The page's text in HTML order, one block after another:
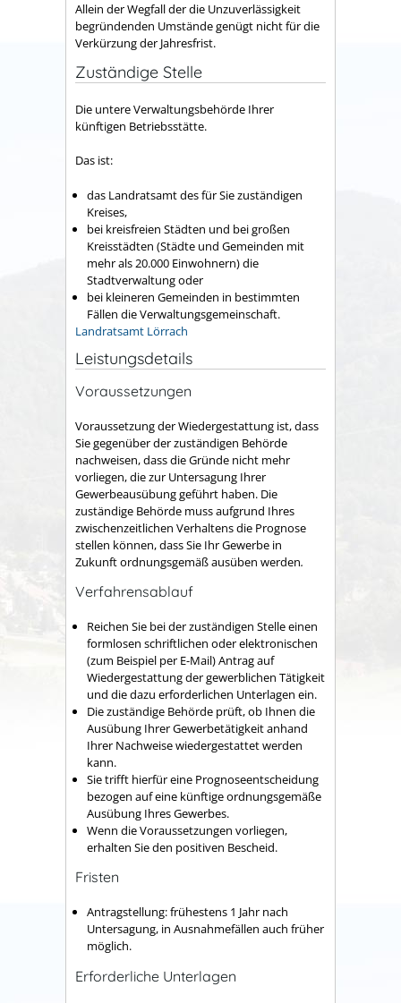
Allein der Wegfall der die Unzuverlässigkeit
begründenden Umstände genügt nicht für die
Verkürzung der Jahresfrist.
Zuständige Stelle
Die untere Verwaltungsbehörde Ihrer
künftigen Betriebsstätte.
Das ist:
das Landratsamt des für Sie zuständigen
Kreises,
bei kreisfreien Städten und bei großen
Kreisstädten (Städte und Gemeinden mit
mehr als 20.000 Einwohnern) die
Stadtverwaltung oder
bei kleineren Gemeinden in bestimmten
Fällen die Verwaltungsgemeinschaft.
Landratsamt Lörrach
Leistungsdetails
Voraussetzungen
Voraussetzung der Wiedergestattung ist, dass
Sie gegenüber der zuständigen Behörde
nachweisen, dass die Gründe nicht mehr
vorliegen, die zur Untersagung Ihrer
Gewerbeausübung geführt haben. Die
zuständige Behörde muss aufgrund Ihres
zwischenzeitlichen Verhaltens die Prognose
stellen können, dass Sie Ihr Gewerbe in
Zukunft ordnungsgemäß ausüben werden.
Verfahrensablauf
Reichen Sie bei der zuständigen Stelle einen
formlosen schriftlichen oder elektronischen
(zum Beispiel per E-Mail) Antrag auf
Wiedergestattung der gewerblichen Tätigkeit
und die dazu erforderlichen Unterlagen ein.
Die zuständige Behörde prüft, ob Ihnen die
Ausübung Ihrer Gewerbetätigkeit anhand
Ihrer Nachweise wiedergestattet werden
kann.
Sie trifft hierfür eine Prognoseentscheidung
bezogen auf eine künftige ordnungsgemäße
Ausübung Ihres Gewerbes.
Wenn die Voraussetzungen vorliegen,
erhalten Sie den positiven Bescheid.
Fristen
Antragstellung: frühestens 1 Jahr nach
Untersagung, in Ausnahmefällen auch früher
möglich.
Erforderliche Unterlagen